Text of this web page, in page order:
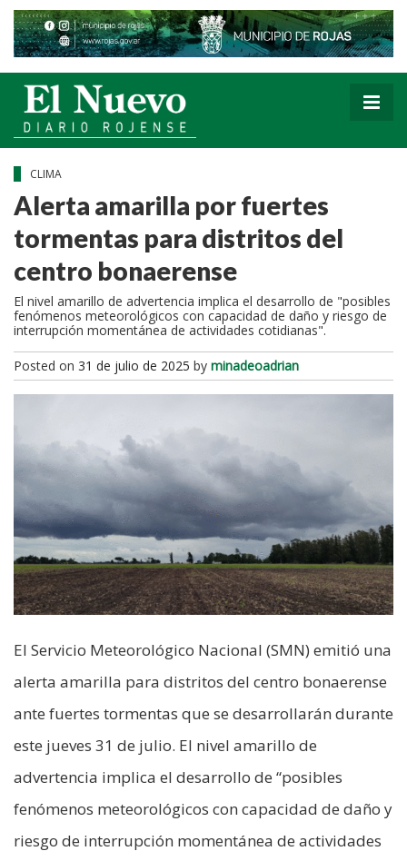
CLIMA
Alerta amarilla por fuertes
tormentas para distritos del
centro bonaerense
El nivel amarillo de advertencia implica el desarrollo de "posibles
fenómenos meteorológicos con capacidad de daño y riesgo de
interrupción momentánea de actividades cotidianas".
Posted on 31 de julio de 2025 by minadeoadrian
El Servicio Meteorológico Nacional (SMN) emitió una
alerta amarilla para distritos del centro bonaerense
ante fuertes tormentas que se desarrollarán durante
este jueves 31 de julio. El nivel amarillo de
advertencia implica el desarrollo de “posibles
fenómenos meteorológicos con capacidad de daño y
riesgo de interrupción momentánea de actividades